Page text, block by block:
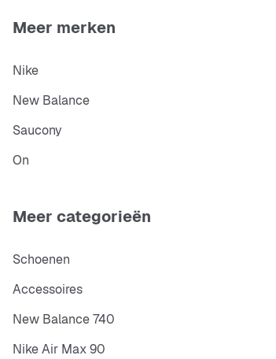
Meer merken
Nike
New Balance
Saucony
On
Meer categorieën
Schoenen
Accessoires
New Balance 740
Nike Air Max 90